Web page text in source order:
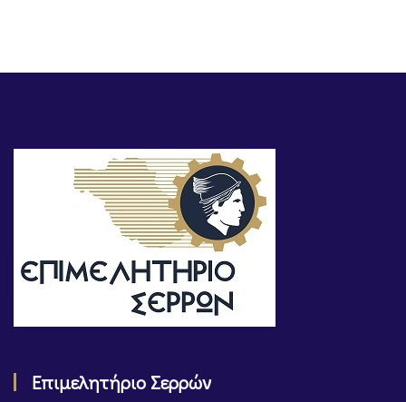
Επιμελητήριο Σερρών